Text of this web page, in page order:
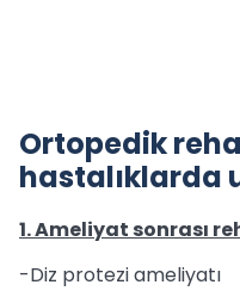
Ortopedik
hastalıklarda
1. Ameliyat sonrası
-Diz protezi ameliyatı